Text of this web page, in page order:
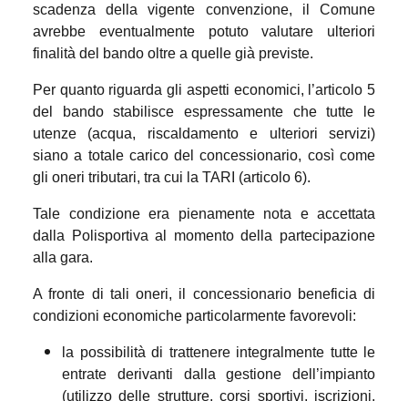
scadenza della vigente convenzione, il Comune
avrebbe eventualmente potuto valutare ulteriori
finalità del bando oltre a quelle già previste.
Per quanto riguarda gli aspetti economici, l’articolo 5
del bando stabilisce espressamente che tutte le
utenze (acqua, riscaldamento e ulteriori servizi)
siano a totale carico del concessionario, così come
gli oneri tributari, tra cui la TARI (articolo 6).
Tale condizione era pienamente nota e accettata
dalla Polisportiva al momento della partecipazione
alla gara.
A fronte di tali oneri, il concessionario beneficia di
condizioni economiche particolarmente favorevoli:
la possibilità di trattenere integralmente tutte le
entrate derivanti dalla gestione dell’impianto
(utilizzo delle strutture, corsi sportivi, iscrizioni,